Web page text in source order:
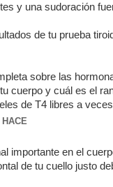
y una sudoración
de tu prueba
sobre las
cuerpo y cuál es el
de T4 libres a
importante en el
de tu cuello justo